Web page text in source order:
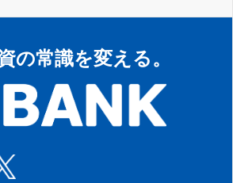
の常識を変える。